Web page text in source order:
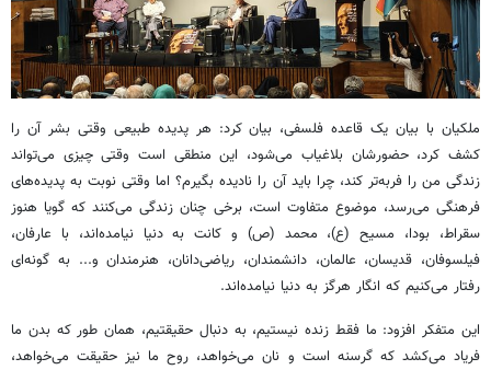
ملکیان با بیان یک قاعده فلسفی، بیان کرد: هر پدیده طبیعی وقتی بشر آن را
کشف کرد، حضورشان بلاغیاب می‌شود، این منطقی است وقتی چیزی می‌تواند
زندگی من را فربه‌تر کند، چرا باید آن را نادیده بگیرم؟ اما وقتی نوبت به پدیده‌های
فرهنگی می‌رسد، موضوع متفاوت است، برخی چنان زندگی می‌کنند که گویا هنوز
سقراط، بودا، مسیح (ع)، محمد (ص) و کانت به دنیا نیامده‌اند، با عارفان،
فیلسوفان، قدیسان، عالمان، دانشمندان، ریاضی‌دانان، هنرمندان و... به گونه‌ای
رفتار می‌کنیم که انگار هرگز به دنیا نیامده‌اند.
این متفکر افزود: ما فقط زنده نیستیم، به دنبال حقیقتیم، همان طور که بدن ما
فریاد می‌کشد که گرسنه است و نان می‌خواهد، روح ما نیز حقیقت می‌خواهد،